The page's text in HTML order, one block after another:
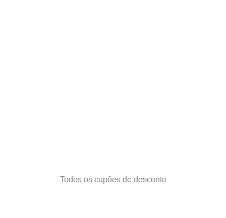
Todos os cupões de desconto